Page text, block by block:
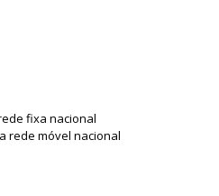
fixa nacional
rede móvel nacional